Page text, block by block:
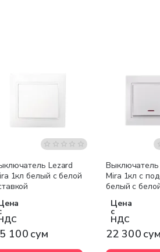
Lezard
1кл белый с белой
100 сум
Выключатель
Mira 1кл с
белый с
Цена
с
НДС
22 300 сум